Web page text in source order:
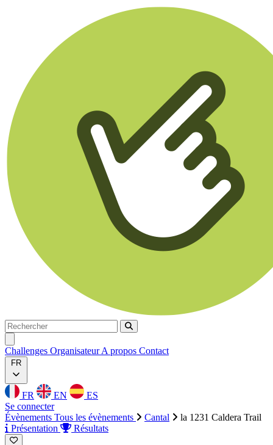
Rechercher
Rechercher
Challenges OrganisateurA propos Contact
FR
FR EN
ES
Se connecter
Évènements Tous les évènements Cantal
la 1231 Caldera Trail
Présentation
Résultats